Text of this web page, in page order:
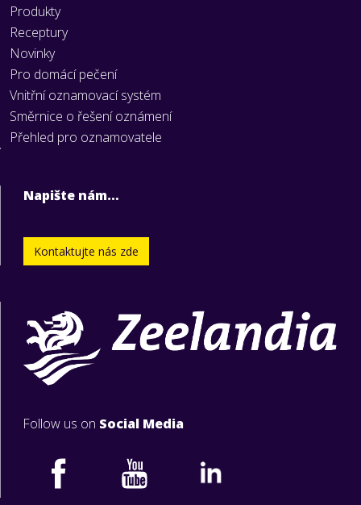
Produkty
Receptury
Novinky
Pro domácí pečení
Vnitřní oznamovací systém
Směrnice o řešení oznámení
Přehled pro oznamovatele
Napište nám…
Kontaktujte nás zde
Follow us on Social Media